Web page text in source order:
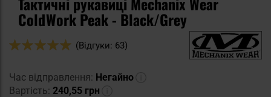
ColdWork Peak - Black/Grey
Оцінка:
(Відгуки: 63)
Час відправлення: Негайно
Вартість: 240,55 грн